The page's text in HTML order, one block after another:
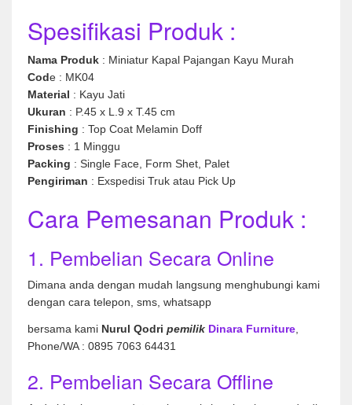
Spesifikasi Produk :
Nama Produk : Miniatur Kapal Pajangan Kayu Murah
Code : MK04
Material : Kayu Jati
Ukuran : P.45 x L.9 x T.45 cm
Finishing : Top Coat Melamin Doff
Proses : 1 Minggu
Packing : Single Face, Form Shet, Palet
Pengiriman : Exspedisi Truk atau Pick Up
Cara Pemesanan Produk :
1. Pembelian Secara Online
Dimana anda dengan mudah langsung menghubungi kami
dengan cara telepon, sms, whatsapp
bersama kami Nurul Qodri pemilik Dinara Furniture
Phone/WA : 0895 7063 64431
2. Pembelian Secara Offline